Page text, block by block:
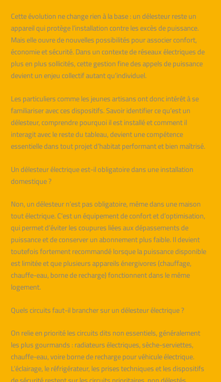
Cette évolution ne change rien à la base : un délesteur reste un
appareil qui protège l’installation contre les excès de puissance.
Mais elle ouvre de nouvelles possibilités pour associer confort,
économie et sécurité. Dans un contexte de réseaux électriques de
plus en plus sollicités, cette gestion fine des appels de puissance
devient un enjeu collectif autant qu’individuel.
Les particuliers comme les jeunes artisans ont donc intérêt à se
familiariser avec ces dispositifs. Savoir identifier ce qu’est un
délesteur, comprendre pourquoi il est installé et comment il
interagit avec le reste du tableau, devient une compétence
essentielle dans tout projet d’habitat performant et bien maîtrisé.
Un délesteur électrique est-il obligatoire dans une installation
domestique ?
Non, un délesteur n’est pas obligatoire, même dans une maison
tout électrique. C’est un équipement de confort et d’optimisation,
qui permet d’éviter les coupures liées aux dépassements de
puissance et de conserver un abonnement plus faible. Il devient
toutefois fortement recommandé lorsque la puissance disponible
est limitée et que plusieurs appareils énergivores (chauffage,
chauffe-eau, borne de recharge) fonctionnent dans le même
logement.
Quels circuits faut-il brancher sur un délesteur électrique ?
On relie en priorité les circuits dits non essentiels, généralement
les plus gourmands : radiateurs électriques, sèche-serviettes,
chauffe-eau, voire borne de recharge pour véhicule électrique.
L’éclairage, le réfrigérateur, les prises techniques et les dispositifs